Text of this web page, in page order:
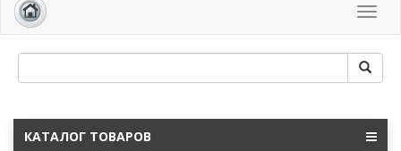
КАТАЛОГ ТОВАРОВ